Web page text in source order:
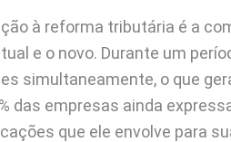
à reforma tributária é a
e o novo. Durante um
simultaneamente, o que
das empresas ainda
que ele envolve para